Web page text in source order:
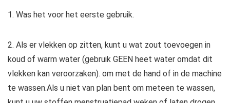
1. Was het voor het eerste gebruik.
2. Als er vlekken op zitten, kunt u wat zout toevoegen in
koud of warm water (gebruik GEEN heet water omdat dit
vlekken kan veroorzaken). om met de hand of in de machine
te wassen.Als u niet van plan bent om meteen te wassen,